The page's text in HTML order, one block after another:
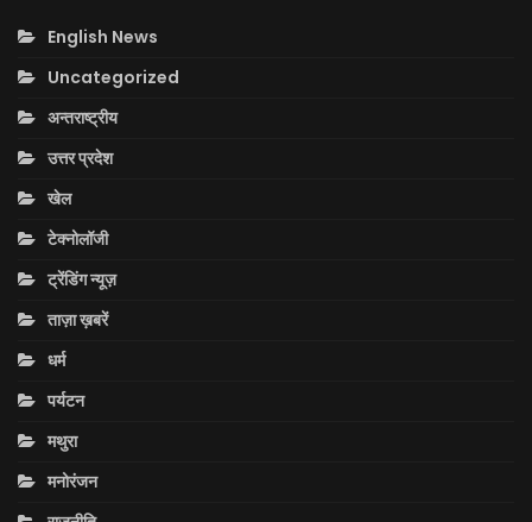
English News
Uncategorized
अन्तराष्ट्रीय
उत्तर प्रदेश
खेल
टेक्नोलॉजी
ट्रेंडिंग न्यूज़
ताज़ा ख़बरें
धर्म
पर्यटन
मथुरा
मनोरंजन